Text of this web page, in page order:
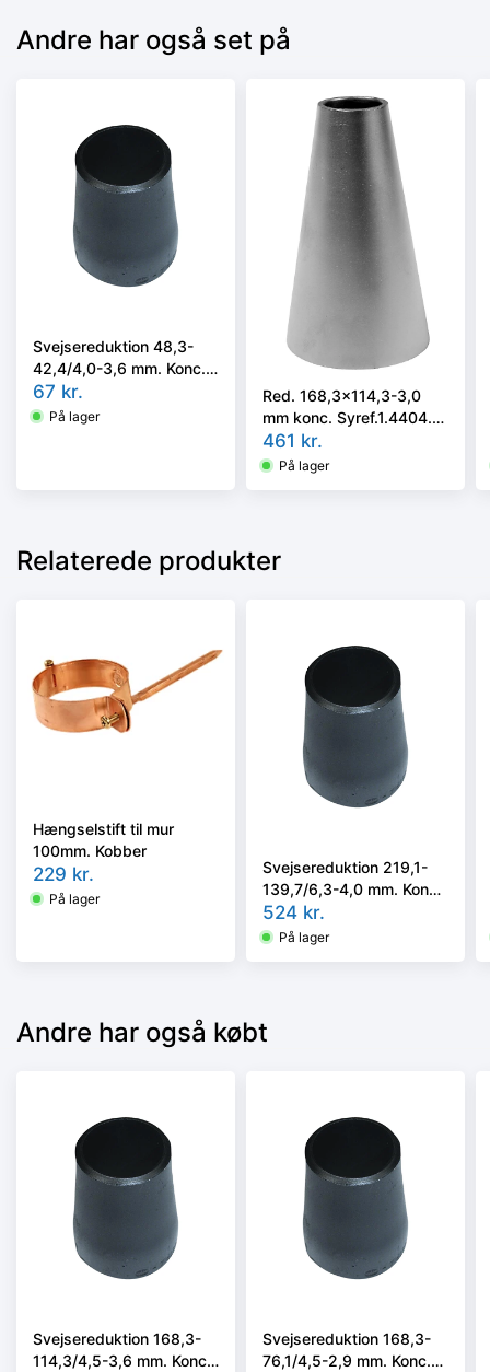
Andre har også set på
Svejsereduktion 48,3-
42,4/4,0-3,6 mm. Konc.
Kval. P235GH, EN 10253-
2 type B
67 kr.
På lager
Red. 168,3x114,3-3,0
mm konc. Syref.1.4404.
ISO 5251/EN10253-3 el.
4 i vort valg
461 kr.
På lager
Relaterede produkter
Hængselstift til mur
100mm. Kobber
229 kr.
På lager
Svejsereduktion 219,1-
139,7/6,3-4,0 mm. Konc.
Slyngr. Faset, Kval.
P235GH, EN 10253-
524 kr.
På lager
Andre har også købt
Svejsereduktion 168,3-
114,3/4,5-3,6 mm. Konc.
Svejsereduktion 168,3-
76,1/4,5-2,9 mm. Konc.